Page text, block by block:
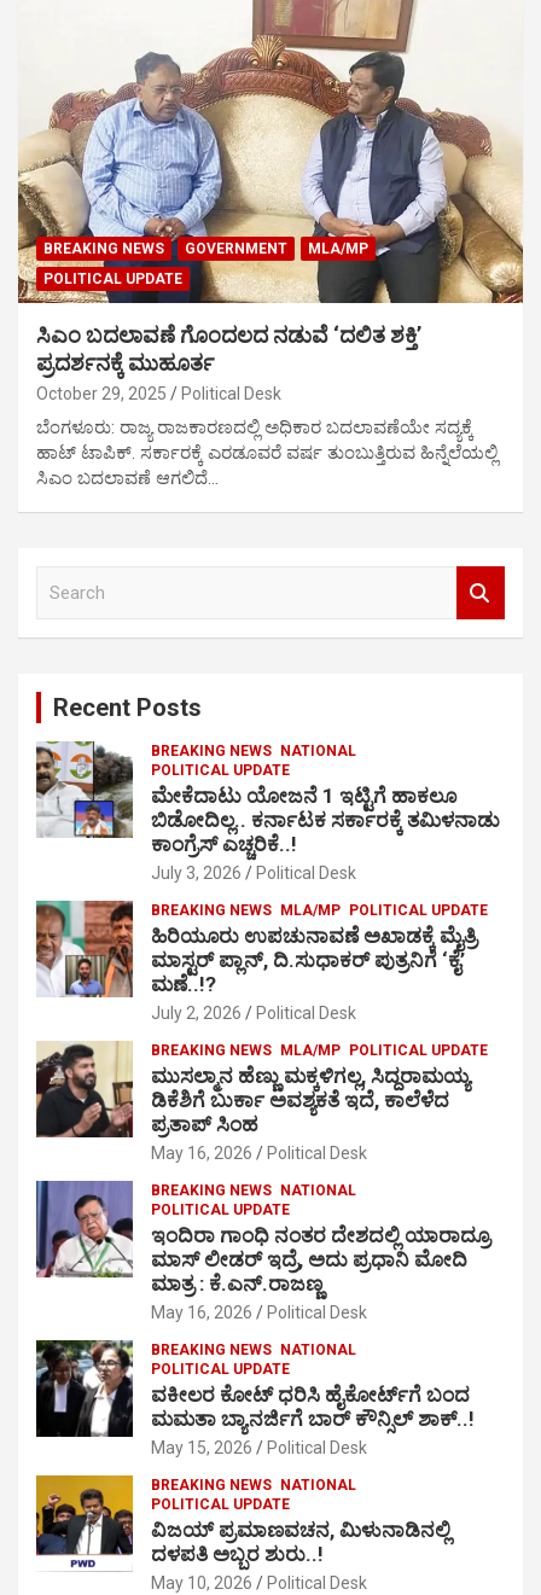
BREAKING NEWS GOVERNMENT
MLA/MP
POLITICAL UPDATE
ಸಿಎಂ ಬದಲಾವಣೆ ಗೊಂದಲದ ನಡುವೆ ‘ದಲಿತ ಶಕ್ತಿ’
ಪ್ರದರ್ಶನಕ್ಕೆ ಮುಹೂರ್ತ
October 29, 2025 Political Desk
ಬೆಂಗಳೂರು: ರಾಜ್ಯ ರಾಜಕಾರಣದಲ್ಲಿ ಅಧಿಕಾರ ಬದಲಾವಣೆಯೇ ಸದ್ಯಕ್ಕೆ
ಹಾಟ್ ಟಾಪಿಕ್. ಸರ್ಕಾರಕ್ಕೆ ಎರಡೂವರೆ ವರ್ಷ ತುಂಬುತ್ತಿರುವ ಹಿನ್ನೆಲೆಯಲ್ಲಿ
ಸಿಎಂ ಬದಲಾವಣೆ ಆಗಲಿದೆ…
Recent Posts
BREAKING NEWS
NATIONAL
POLITICAL UPDATE
ಮೇಕೆದಾಟು ಯೋಜನೆ 1 ಇಟ್ಟಿಗೆ ಹಾಕಲೂ
ಬಿಡೋದಿಲ್ಲ.. ಕರ್ನಾಟಕ ಸರ್ಕಾರಕ್ಕೆ ತಮಿಳನಾಡು
ಕಾಂಗ್ರೆಸ್ ಎಚ್ಚರಿಕೆ..!
July 3, 2026 Political Desk
BREAKING NEWS MLA/MP POLITICAL UPDATE
ಹಿರಿಯೂರು ಉಪಚುನಾವಣೆ ಅಖಾಡಕ್ಕೆ ಮೈತ್ರಿ
ಮಾಸ್ಟರ್ ಪ್ಲಾನ್, ದಿ.ಸುಧಾಕರ್ ಪುತ್ರನಿಗೆ ‘ಕೈ’
ಮಣೆ..!?
July 2, 2026 Political Desk
BREAKING NEWS MLA/MP POLITICAL UPDATE
ಮುಸಲ್ಮಾನ ಹೆಣ್ಣು ಮಕ್ಕಳಿಗಲ್ಲ, ಸಿದ್ದರಾಮಯ್ಯ
ಡಿಕೆಶಿಗೆ ಬುರ್ಕಾ ಅವಶ್ಯಕತೆ ಇದೆ, ಕಾಲೆಳೆದ
ಪ್ರತಾಪ್ ಸಿಂಹ
May 16, 2026 Political Desk
BREAKING NEWS
NATIONAL
POLITICAL UPDATE
ಇಂದಿರಾ ಗಾಂಧಿ ನಂತರ ದೇಶದಲ್ಲಿ ಯಾರಾದ್ರೂ
ಮಾಸ್ ಲೀಡರ್ ಇದ್ರೆ, ಅದು ಪ್ರಧಾನಿ ಮೋದಿ
ಮಾತ್ರ : ಕೆ.ಎನ್.ರಾಜಣ್ಣ
May 16, 2026 Political Desk
BREAKING NEWS
NATIONAL
POLITICAL UPDATE
ವಕೀಲರ ಕೋಟ್ ಧರಿಸಿ ಹೈಕೋರ್ಟ್​ಗೆ ಬಂದ
ಮಮತಾ ಬ್ಯಾನರ್ಜಿಗೆ ಬಾರ್ ಕೌನ್ಸಿಲ್ ಶಾಕ್..!
May 15, 2026 Political Desk
BREAKING NEWS
NATIONAL
POLITICAL UPDATE
ವಿಜಯ್ ಪ್ರಮಾಣವಚನ, ಮಿಳುನಾಡಿನಲ್ಲಿ
ದಳಪತಿ ಅಬ್ಬರ ಶುರು..!
May 10, 2026 Political Desk